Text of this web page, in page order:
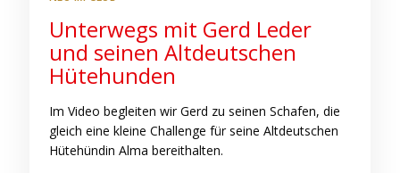
Unterwegs mit Gerd Leder
und seinen Altdeutschen
Hütehunden
Im Video begleiten wir Gerd zu seinen Schafen, die
gleich eine kleine Challenge für seine Altdeutschen
Hütehündin Alma bereithalten.